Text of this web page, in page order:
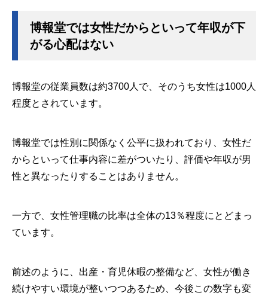
博報堂では女性だからといって年収が下
がる心配はない
博報堂の従業員数は約3700人で、そのうち女性は1000人
程度とされています。
博報堂では性別に関係なく公平に扱われており、女性だ
からといって仕事内容に差がついたり、評価や年収が男
性と異なったりすることはありません。
一方で、女性管理職の比率は全体の13％程度にとどまっ
ています。
前述のように、出産・育児休暇の整備など、女性が働き
続けやすい環境が整いつつあるため、今後この数字も変